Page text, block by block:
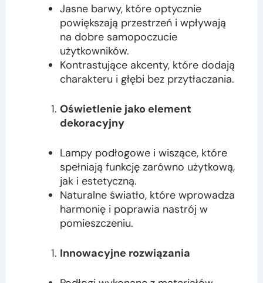
Jasne barwy, które optycznie
powiększają przestrzeń i wpływają
na dobre samopoczucie
użytkowników.
Kontrastujące akcenty, które dodają
charakteru i głębi bez przytłaczania.
Oświetlenie jako element
dekoracyjny
Lampy podłogowe i wiszące, które
spełniają funkcję zarówno użytkową,
jak i estetyczną.
Naturalne światło, które wprowadza
harmonię i poprawia nastrój w
pomieszczeniu.
Innowacyjne rozwiązania